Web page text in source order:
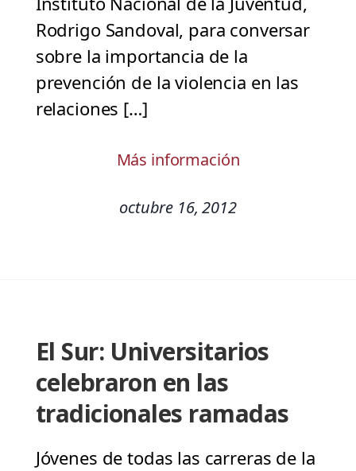
Rodrigo Sandoval, para conversar
sobre la importancia de la
prevención de la violencia en las
relaciones […]
Más información
octubre 16, 2012
El Sur: Universitarios
celebraron en las
tradicionales ramadas
Jóvenes de todas las carreras de la